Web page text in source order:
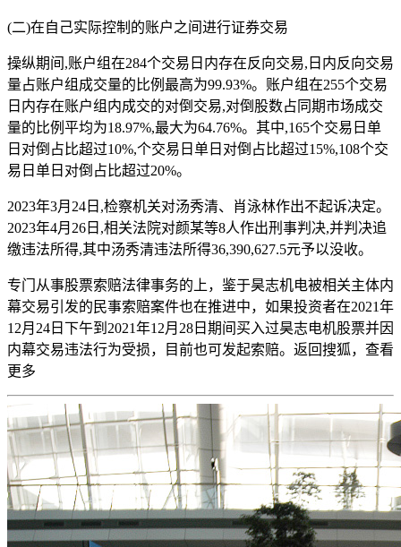
(二)在自己实际控制的账户之间进行证券交易
操纵期间,账户组在284个交易日内存在反向交易,日内反向交易
量占账户组成交量的比例最高为99.93%。账户组在255个交易
日内存在账户组内成交的对倒交易,对倒股数占同期市场成交
量的比例平均为18.97%,最大为64.76%。其中,165个交易日单
日对倒占比超过10%,个交易日单日对倒占比超过15%,108个交
易日单日对倒占比超过20%。
2023年3月24日,检察机关对汤秀清、肖泳林作出不起诉决定。
2023年4月26日,相关法院对颜某等8人作出刑事判决,并判决追
缴违法所得,其中汤秀清违法所得36,390,627.5元予以没收。
专门从事股票索赔法律事务的上，鉴于昊志机电被相关主体内
幕交易引发的民事索赔案件也在推进中，如果投资者在2021年
12月24日下午到2021年12月28日期间买入过昊志电机股票并因
内幕交易违法行为受损，目前也可发起索赔。 返回搜狐， 查看
更多